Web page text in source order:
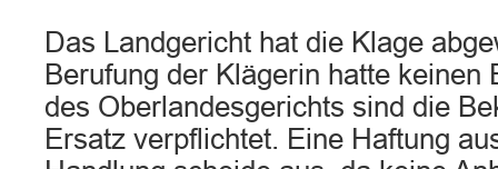
Das Landgericht hat die Klage
Berufung der Klägerin hatte keinen
des Oberlandesgerichts sind die
Ersatz verpflichtet. Eine Haftung